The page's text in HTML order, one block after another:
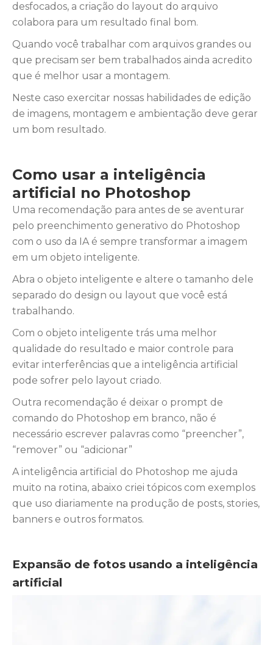
desfocados, a criação do layout do arquivo
colabora para um resultado final bom.
Quando você trabalhar com arquivos grandes ou
que precisam ser bem trabalhados ainda acredito
que é melhor usar a montagem.
Neste caso exercitar nossas habilidades de edição
de imagens, montagem e ambientação deve gerar
um bom resultado.
Como usar a inteligência
artificial no Photoshop
Uma recomendação para antes de se aventurar
pelo preenchimento generativo do Photoshop
com o uso da IA é sempre transformar a imagem
em um objeto inteligente.
Abra o objeto inteligente e altere o tamanho dele
separado do design ou layout que você está
trabalhando.
Com o objeto inteligente trás uma melhor
qualidade do resultado e maior controle para
evitar interferências que a inteligência artificial
pode sofrer pelo layout criado.
Outra recomendação é deixar o prompt de
comando do Photoshop em branco, não é
necessário escrever palavras como “preencher”,
“remover” ou “adicionar”
A inteligência artificial do Photoshop me ajuda
muito na rotina, abaixo criei tópicos com exemplos
que uso diariamente na produção de posts, stories,
banners e outros formatos.
Expansão de fotos usando a inteligência
artificial